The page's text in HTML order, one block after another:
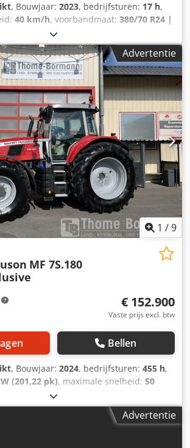
, Bouwjaar: 2023, bedrijfsturen: 17 h,
40 km/h, voorbandmaat: 380/70 R24 |
480/70 R34 | 0%
(v): 380/70 R24, Banden (a): 480/70
17_____Standaarduitrusting/technische
vermogen (ISO) 68/92 kW/pkMax.
pk bij 2000 tpmMax. koppel 355 Nm
/ Type: Agco Power / AP 33
motor, 3 cilinders / 3,3l, Stage
extern gekoelde EGRDOC&SCR, AdBlue-
zonder roetfilterVerticale uitlaat:
A-stijlTankinhoud 120
12 versnellingen Crodpfxsyy Hifo Ag
Advertentie
1 /9
MF 7S.180
€ 152.900
Vaste prijs excl. btw
Bellen
, Bouwjaar: 2024, bedrijfsturen: 455 h,
(201,22 pk), maximale snelheid: 50
7.000 kg, voorbandmaat:
650/65 R42 | 0%, maximaal
650/65 R42 , bedrijfsklaar
Advertentie